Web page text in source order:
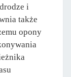
i
także
opony